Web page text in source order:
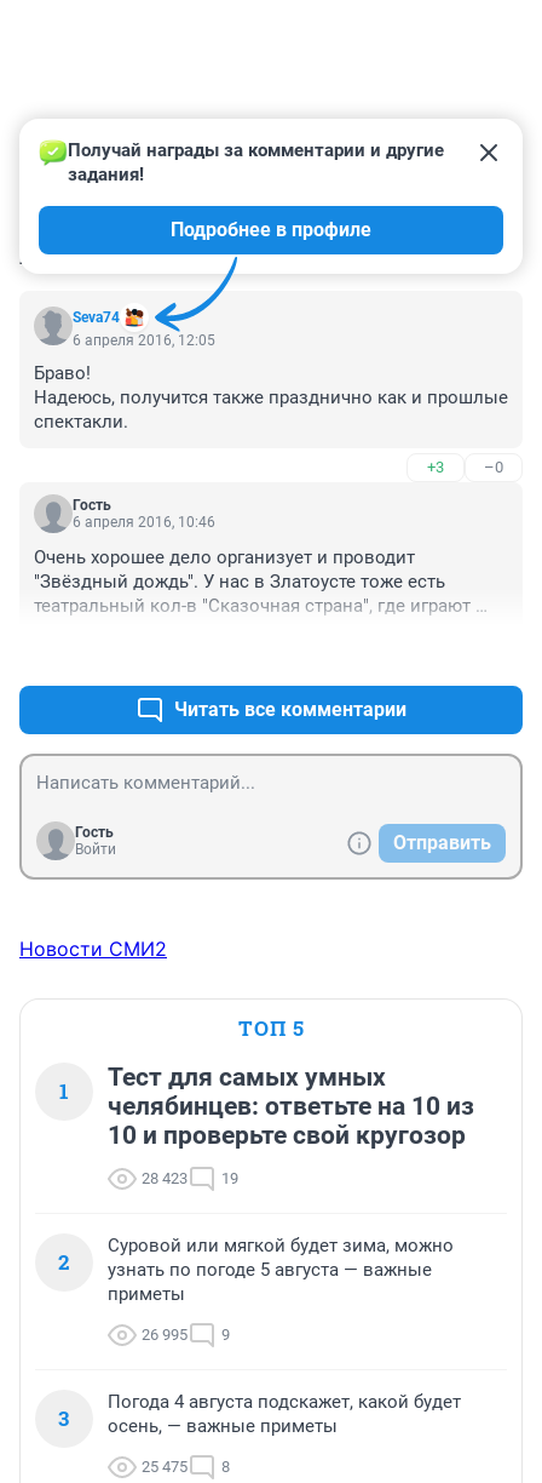
КОММЕНТАРИИ 2
Seva74
Получай награды за комментарии и другие
задания!
Подробнее в профиле
6 апреля 2016, 12:05
Браво!
Надеюсь, получится также празднично как и прошлые
спектакли.
+3 –0
Гость
6 апреля 2016, 10:46
Очень хорошее дело организует и проводит
"Звёздный дождь". У нас в Златоусте тоже есть
театральный кол-в "Сказочная страна", где играют
Читать все комментарии
Гость
Войти
Отправить
Новости СМИ2
ТОП 5
1
Тест для самых умных
челябинцев: ответьте на 10 из
10 и проверьте свой кругозор
28 423 19
2
Суровой или мягкой будет зима, можно
узнать по погоде 5 августа — важные
приметы
26 995 9
3
Погода 4 августа подскажет, какой будет
осень, — важные приметы
25 475 8